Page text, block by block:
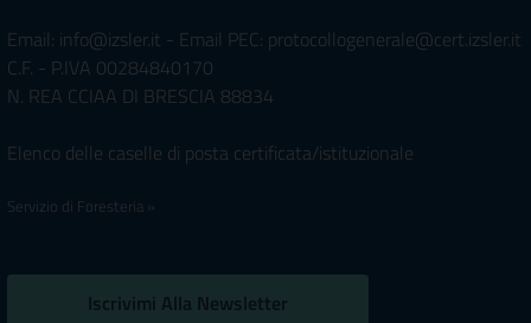
Email: info@izsler.it - Email PEC: protocollogenerale@cert.izsler.it
C.F. - P.IVA 00284840170
N. REA CCIAA DI BRESCIA 88834
Elenco delle caselle di posta certificata/istituzionale
Servizio di Foresteria »
Iscrivimi Alla Newsletter